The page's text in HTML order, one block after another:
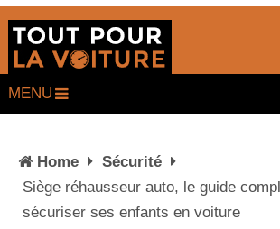
MENU
Home
Sécurité
Siège réhausseur auto, le guide
sécuriser ses enfants en voiture